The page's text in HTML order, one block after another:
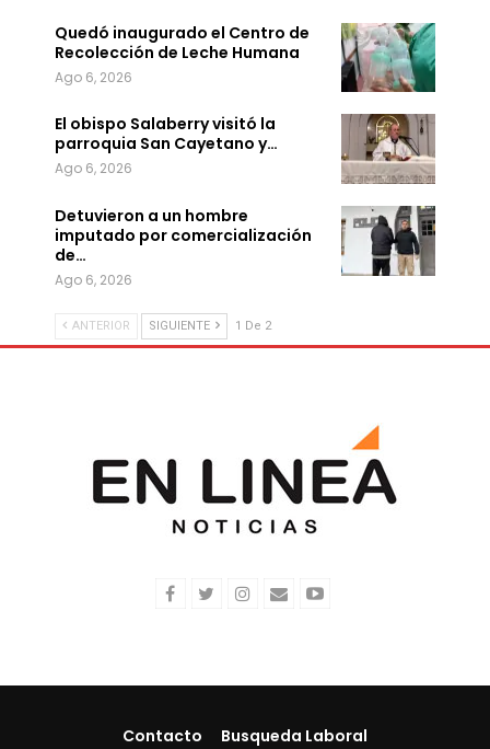
Quedó inaugurado el Centro de
Recolección de Leche Humana
Ago 6, 2026
El obispo Salaberry visitó la
parroquia San Cayetano y…
Ago 6, 2026
Detuvieron a un hombre
imputado por comercialización
de…
Ago 6, 2026
ANTERIOR SIGUIENTE 1 De 2
Contacto Busqueda Laboral